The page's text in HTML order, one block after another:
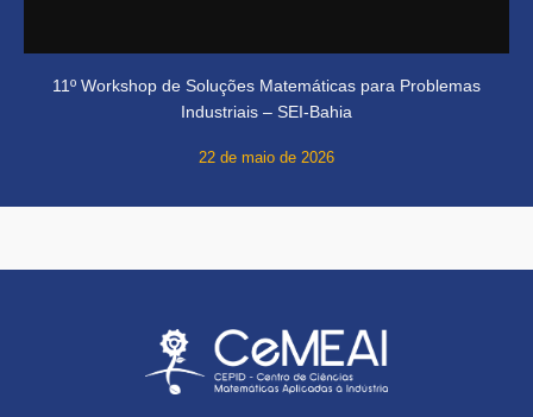
11º Workshop de Soluções Matemáticas para Problemas
Industriais – SEI-Bahia
22 de maio de 2026